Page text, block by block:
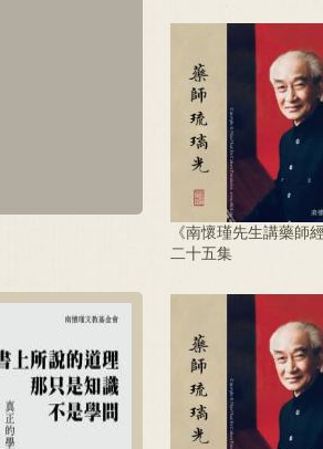
《南懷瑾先生講藥師
二十五集